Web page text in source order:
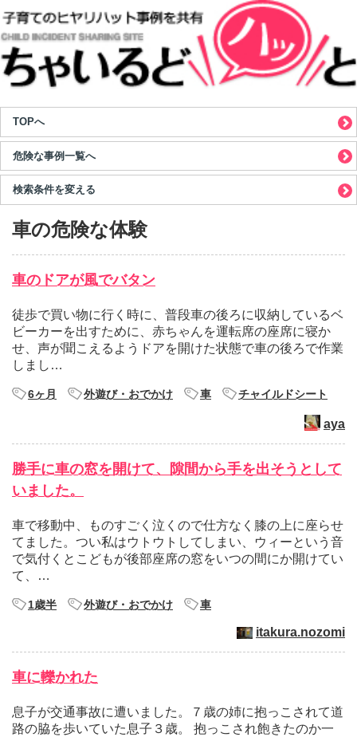
TOPへ
危険な事例一覧へ
検索条件を変える
車の危険な体験
車のドアが風でバタン
徒歩で買い物に行く時に、普段車の後ろに収納しているベ
ビーカーを出すために、赤ちゃんを運転席の座席に寝か
せ、声が聞こえるようドアを開けた状態で車の後ろで作業
しまし…
6ヶ月 外遊び・おでかけ 車 チャイルドシート
aya
勝手に車の窓を開けて、隙間から手を出そうとして
いました。
車で移動中、ものすごく泣くので仕方なく膝の上に座らせ
てました。つい私はウトウトしてしまい、ウィーという音
で気付くとこどもが後部座席の窓をいつの間にか開けてい
て、…
1歳半 外遊び・おでかけ 車
itakura.nozomi
車に轢かれた
息子が交通事故に遭いました。７歳の姉に抱っこされて道
路の脇を歩いていた息子３歳。 抱っこされ飽きたのか一